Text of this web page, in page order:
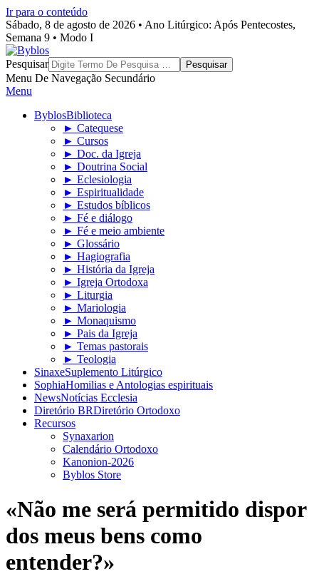
Ir para o conteúdo
Sábado, 8 de agosto de 2026 • Ano Litúrgico: Após Pentecostes,
Semana 9 • Modo I
Byblos
Pesquisar
Menu De Navegação Secundário
Menu
ByblosBiblioteca
► Catequese
► Cursos
► Doc. da Igreja
► Doutrina Social
► Eclesiologia
► Espiritualidade
► Estudos bíblicos
► Fé e diálogo
► Fé e meio ambiente
► Glossário
► Hagiografia
► História da Igreja
► Igreja Ortodoxa
► Liturgia
► Mariologia
► Monaquismo
► Pais da Igreja
► Temas pastorais
► Teologia
SinaxeSuplemento Litúrgico
SophiaHomilias e Antologias espirituais
NewsNotícias Ecclesia
Diretório BRDiretório Ortodoxo
Recursos
Synaxarion
Calendário Ortodoxo
Kanonion-2026
Byblos Store
«Não me será permitido dispor
dos meus bens como
entender?»